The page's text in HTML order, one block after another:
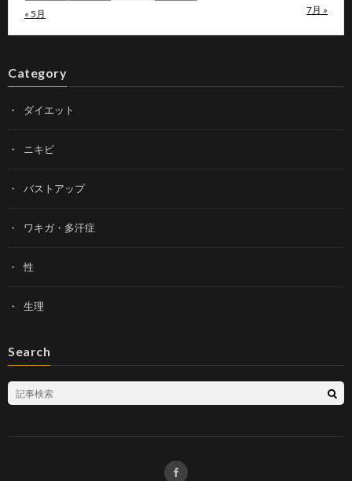
« 5月 7月 »
Category
ダイエット
ニキビ
バストアップ
ワキガ・多汗症
性
生理
Search